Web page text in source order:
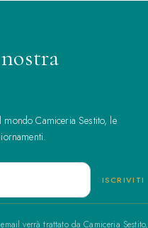
mondo Camiceria Sestito, le
verrà trattato da Camiceria Sestito,